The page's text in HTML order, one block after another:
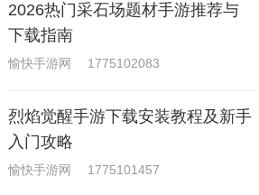
2026热门采石场题材手游推荐与
下载指南
愉快手游网 1775102083
烈焰觉醒手游下载安装教程及新手
入门攻略
愉快手游网 1775101457